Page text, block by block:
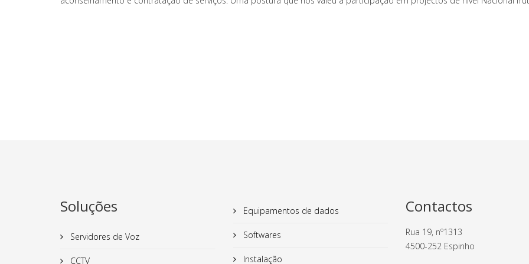
Soluções
Servidores de Voz
CCTV
Equipamentos de dados
Softwares
Instalação
Contactos
Rua 19, nº1313
4500-252 Espinho